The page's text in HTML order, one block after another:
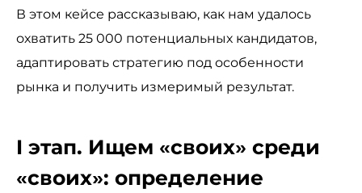
В этом кейсе рассказываю, как нам удалось
охватить 25 000 потенциальных кандидатов,
адаптировать стратегию под особенности
рынка и получить измеримый результат.
I этап. Ищем «своих» среди
«своих»: определение